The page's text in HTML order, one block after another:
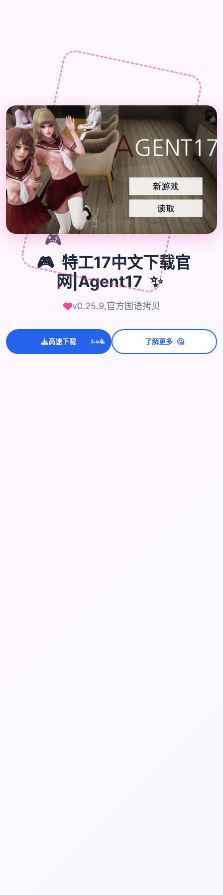
🎮
🎮 特工17中文下载官
网|Agent17 ✨
v0.25.9,官方国语拷贝
高速下载 ✨⭐💫 了解更多 🤔